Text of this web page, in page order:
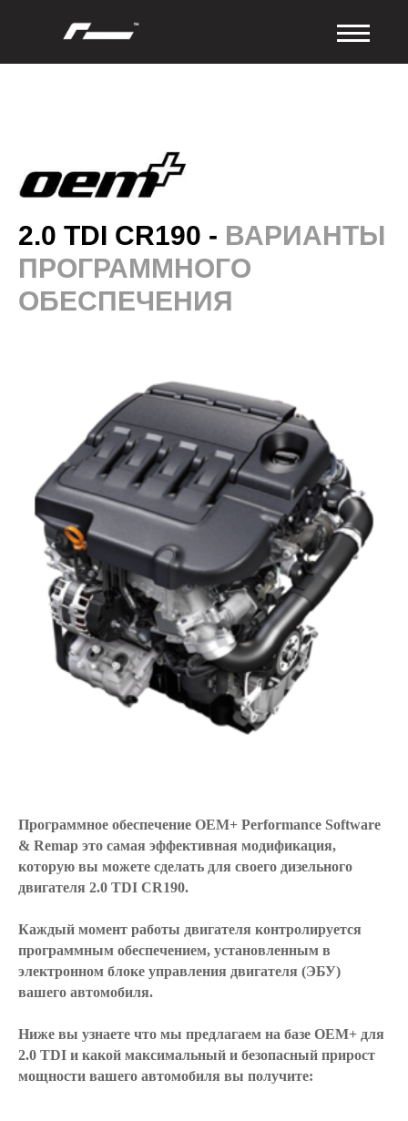
2.0 TDI CR190 - ВАРИАНТЫ
ПРОГРАММНОГО
ОБЕСПЕЧЕНИЯ
Программное обеспечение OEM+ Performance Software
& Remap это самая эффективная модификация,
которую вы можете сделать для своего дизельного
двигателя 2.0 TDI CR190.
Каждый момент работы двигателя контролируется
программным обеспечением, установленным в
электронном блоке управления двигателя (ЭБУ)
вашего автомобиля.
Ниже вы узнаете что мы предлагаем на базе OEM+ для
2.0 TDI и какой максимальный и безопасный прирост
мощности вашего автомобиля вы получите: